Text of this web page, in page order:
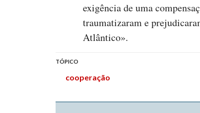
exigência de uma
traumatizaram e
Atlântico».
TÓPICO
cooperação